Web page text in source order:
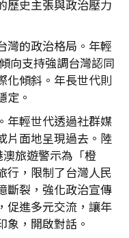
歷史主張與政治壓力
灣的政治格局。年輕
向支持強調台灣認同
化傾斜。年長世代則
定。
年輕世代透過社群媒
片面地呈現過去。陸
旅遊警示為「橙
行，限制了台灣人民
斷裂，強化政治宣傳
促進多元交流，讓年
，開啟對話。